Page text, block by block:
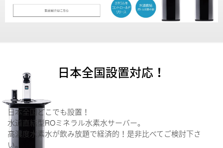
日本全国設置対応！
日本全国どこでも設置！
水道直結型ROミネラル水素水サーバー。
高濃度水素水が飲み放題で経済的！是非比べてご検討下さ
い。